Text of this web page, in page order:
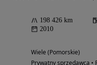
198 426 km
2010
Wiele (Pomorskie)
Prywatny sprzedawca •